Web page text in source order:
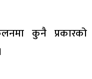
कुनै प्रकारको